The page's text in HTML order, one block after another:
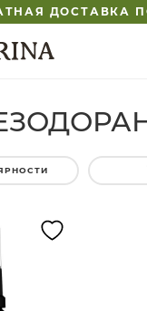
ДОСТАВКА